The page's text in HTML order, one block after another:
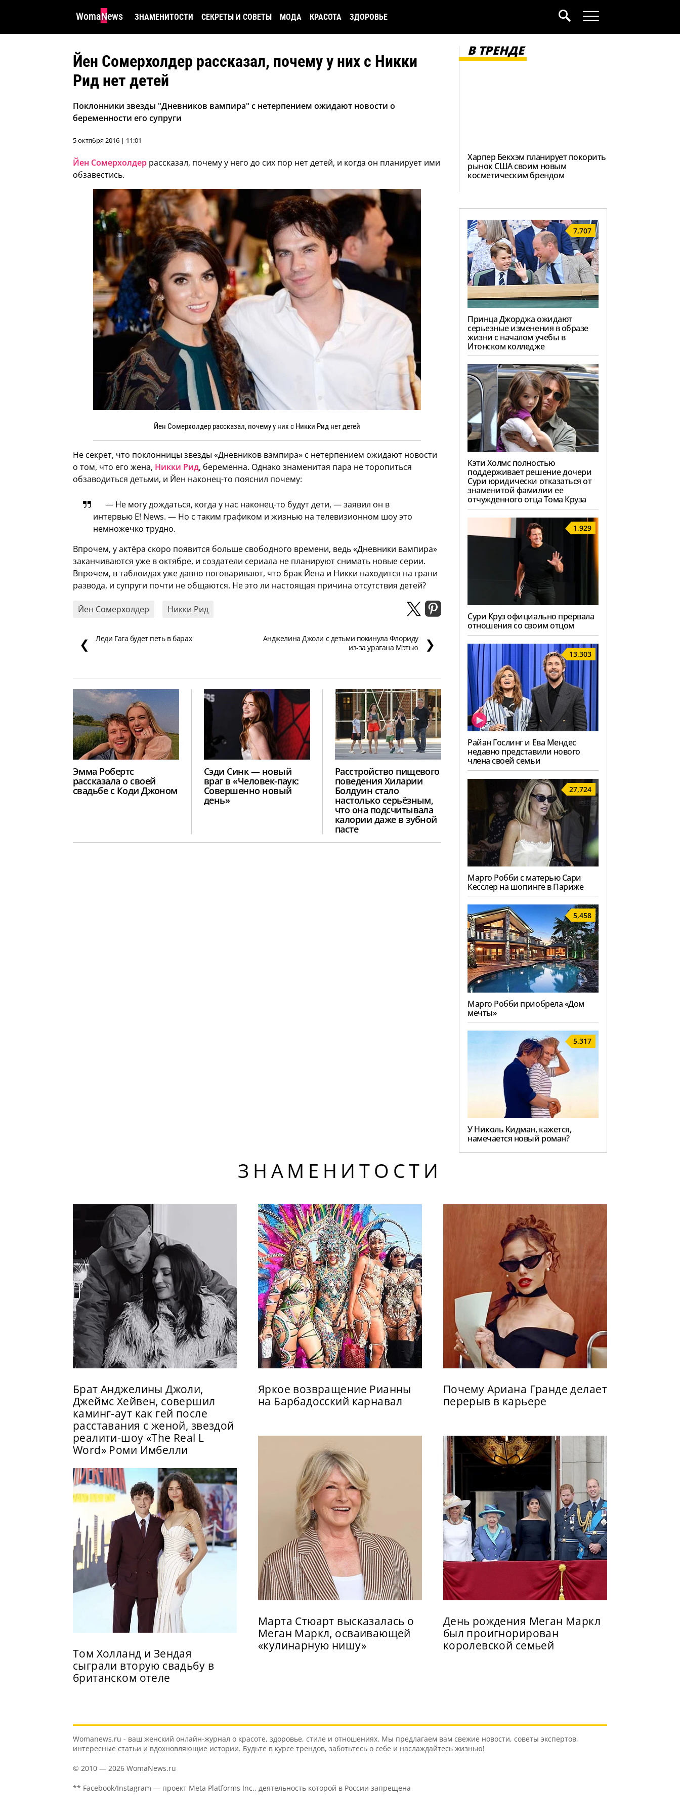
WomaNews ЗНАМЕНИТОСТИ СЕКРЕТЫ И СОВЕТЫ МОДА КРАСОТА ЗДОРОВЬЕ
Йен Сомерхолдер рассказал, почему у них с Никки
Рид нет детей
Поклонники звезды "Дневников вампира" с нетерпением ожидают новости о
беременности его супруги
5 октября 2016 | 11:01
Йен Сомерхолдер рассказал, почему у него до сих пор нет детей, и когда он планирует ими
обзавестись.
Йен Сомерхолдер рассказал, почему у них с Никки Рид нет детей
Не секрет, что поклонницы звезды «Дневников вампира» с нетерпением ожидают новости
о том, что его жена, Никки Рид, беременна. Однако знаменитая пара не торопиться
обзаводиться детьми, и Йен наконец-то пояснил почему:
— Не могу дождаться, когда у нас наконец-то будут дети, — заявил он в
интервью E! News. — Но с таким графиком и жизнью на телевизионном шоу это
немножечко трудно.
Впрочем, у актёра скоро появится больше свободного времени, ведь «Дневники вампира»
заканчиваются уже в октябре, и создатели сериала не планируют снимать новые серии.
Впрочем, в таблоидах уже давно поговаривают, что брак Йена и Никки находится на грани
развода, и супруги почти не общаются. Не это ли настоящая причина отсутствия детей?
Йен Сомерхолдер Никки Рид
❮ Леди Гага будет петь в барах
Анджелина Джоли с детьми покинула Флориду
из-за урагана Мэтью
❯
Эмма Робертс
рассказала о своей
свадьбе с Коди Джоном
Сэди Синк — новый
враг в «Человек-паук:
Совершенно новый
день»
Расстройство пищевого
поведения Хиларии
Болдуин стало
настолько серьёзным,
что она подсчитывала
калории даже в зубной
пасте
В ТРЕНДЕ
Харпер Бекхэм планирует покорить
рынок США своим новым
косметическим брендом
7,707
Принца Джорджа ожидают
серьезные изменения в образе
жизни с началом учебы в
Итонском колледже
Кэти Холмс полностью
поддерживает решение дочери
Сури юридически отказаться от
знаменитой фамилии ее
отчужденного отца Тома Круза
1,929
Сури Круз официально прервала
отношения со своим отцом
13,303
Райан Гослинг и Ева Мендес
недавно представили нового
члена своей семьи
27,724
Марго Робби с матерью Сари
Кесслер на шопинге в Париже
5,458
Марго Робби приобрела «Дом
мечты»
5,317
У Николь Кидман, кажется,
намечается новый роман?
ЗНАМЕНИТОСТИ
Брат Анджелины Джоли,
Джеймс Хейвен, совершил
каминг-аут как гей после
расставания с женой, звездой
реалити-шоу «The Real L
Word» Роми Имбелли
Том Холланд и Зендая
сыграли вторую свадьбу в
британском отеле
Яркое возвращение Рианны
на Барбадосский карнавал
Марта Стюарт высказалась о
Меган Маркл, осваивающей
«кулинарную нишу»
Почему Ариана Гранде делает
перерыв в карьере
День рождения Меган Маркл
был проигнорирован
королевской семьей
Womanews.ru - ваш женский онлайн-журнал о красоте, здоровье, стиле и отношениях. Мы предлагаем вам свежие новости, советы экспертов,
интересные статьи и вдохновляющие истории. Будьте в курсе трендов, заботьтесь о себе и наслаждайтесь жизнью!
© 2010 — 2026 WomaNews.ru
** Facebook/Instagram — проект Meta Platforms Inc., деятельность которой в России запрещена